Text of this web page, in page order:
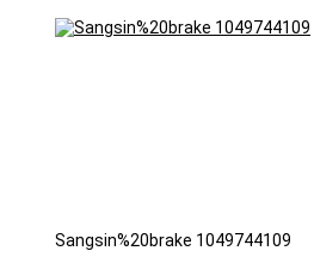
Sangsin%20brake 1049744109